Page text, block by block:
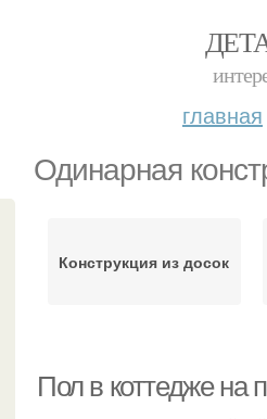
главная
Одинарная
Конструкция из досок
Пол в коттедже на